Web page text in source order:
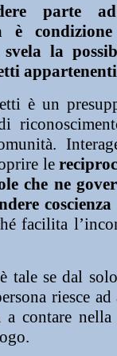
parte
è
svela la
è un
le
che ne
facilita
se dal
riesce ad
contare nella